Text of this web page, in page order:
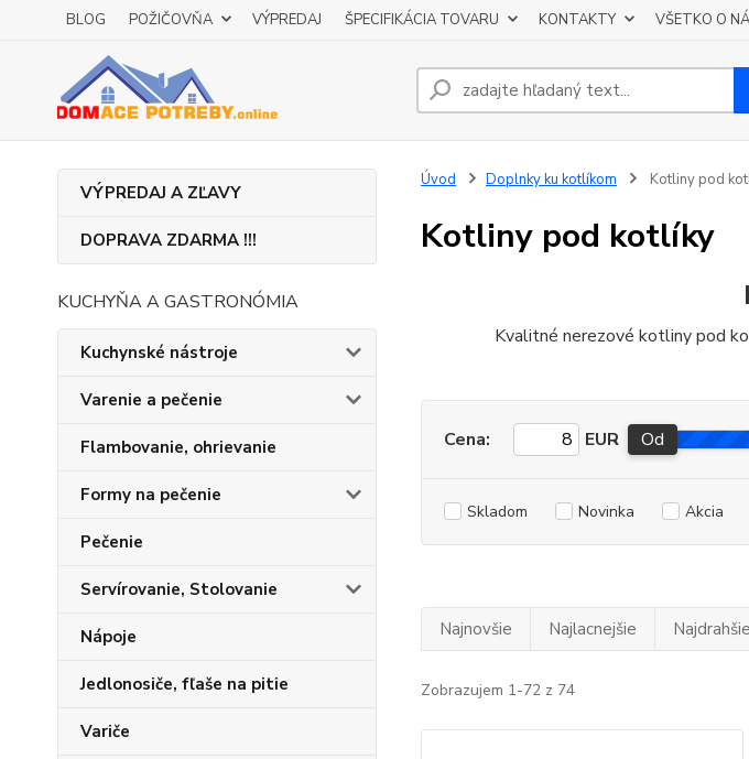
BLOG POŽIČOVŇA VÝPREDAJ ŠPECIFIKÁCIA TOVARU KONTAKTY VŠETKO O
VÝPREDAJ A ZĽAVY
DOPRAVA ZDARMA !!!
KUCHYŇA A GASTRONÓMIA
Kuchynské nástroje
Varenie a pečenie
Flambovanie, ohrievanie
Formy na pečenie
Pečenie
Servírovanie, Stolovanie
Nápoje
Jedlonosiče, fľaše na pitie
Variče
Úvod Doplnky ku kotlíkom Kotliny pod
Kotliny pod kotlíky
Kvalitné nerezové kotliny pod
Cena: EUR Od
Skladom Novinka Akcia
Najnovšie Najlacnejšie Najdrahšie
Zobrazujem 1-72 z 74